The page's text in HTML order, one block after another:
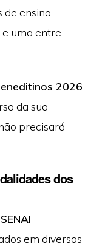
de ensino
uma entre
2026
da sua
precisará
dos
SENAI
em diversas